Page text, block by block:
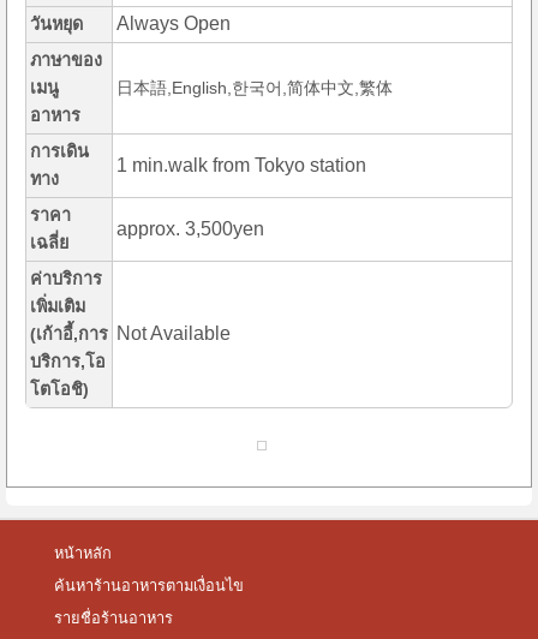
วันหยุด Always Open
ภาษาของ
เมนู
อาหาร
日本語,English,한국어,简体中文,繁体
การเดิน
ทาง
1 min.walk from Tokyo station
ราคา
เฉลี่ย
approx. 3,500yen
ค่าบริการ
เพิ่มเติม
(เก้าอี้,การ
บริการ,โอ
โตโอชิ)
Not Available
หน้าหลัก
ค้นหาร้านอาหารตามเงื่อนไข
รายชื่อร้านอาหาร